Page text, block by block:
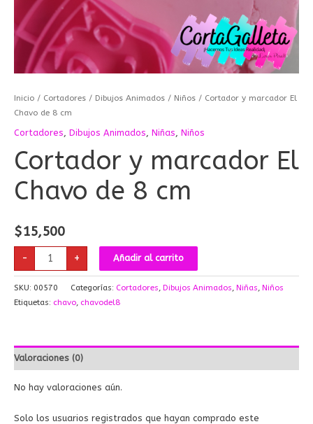
Inicio / Cortadores / Dibujos Animados / Niños / Cortador y marcador El
Chavo de 8 cm
Cortadores Dibujos Animados Niñas Niños
Cortador y marcador El
Chavo de 8 cm
$15,500
- + Añadir al carrito
SKU: 00570 Categorías: Cortadores Dibujos Animados Niñas Niños
Etiquetas: chavo chavodel8
Valoraciones (0)
No hay valoraciones aún.
Solo los usuarios registrados que hayan comprado este